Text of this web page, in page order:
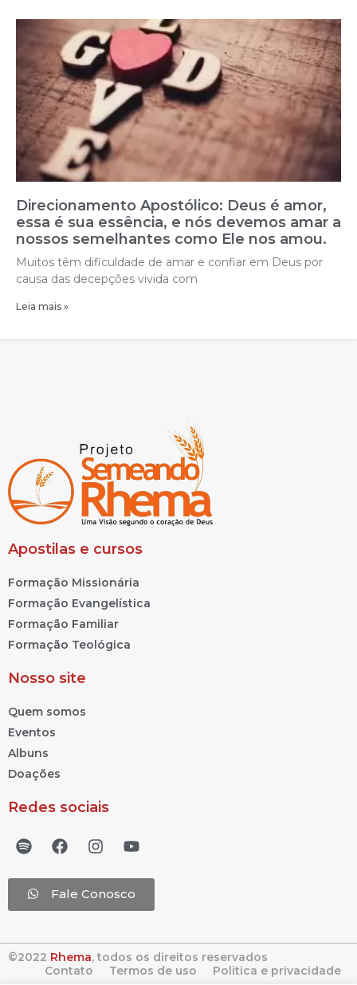
Direcionamento Apostólico: Deus é amor,
essa é sua essência, e nós devemos amar a
nossos semelhantes como Ele nos amou.
Muitos têm dificuldade de amar e confiar em Deus por
causa das decepções vivida com
Leia mais »
Apostilas e cursos
Formação Missionária
Formação Evangelística
Formação Familiar
Formação Teológica
Nosso site
Quem somos
Eventos
Albuns
Doações
Redes sociais
Fale Conosco
©2022 Rhema, todos os direitos reservados
Contato
Termos de uso Politica e privacidade